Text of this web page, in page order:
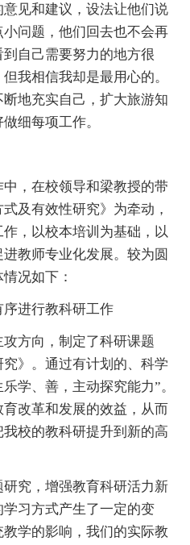
见和建议，设法让他们说
问题，他们回去也不会再
自己需要努力的地方很
我相信我却是最用心的。
地充实自己，扩大旅游知
细每项工作。
，在校领导和梁教授的带
及有效性研究》为牵动，
，以校本培训为基础，以
教师专业化发展。较为圆
况如下：
进行教科研工作
方向，制定了科研课题
究》。通过有计划的、科学
学、善，主动探究能力”。
改革和发展的效益，从而
校的教科研提升到新的高
究，增强教育科研活力新
习方式产生了一定的变
学的影响，我们的实际教